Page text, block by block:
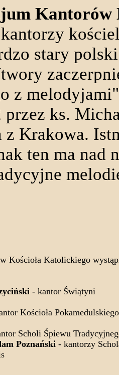
Kantorów
stary
z
przez ks.
z Krakowa.
ten ma nad
Kościoła Katolickiego
- kantor Świątyni
Kościoła
Scholi Śpiewu
Poznański - kantorzy